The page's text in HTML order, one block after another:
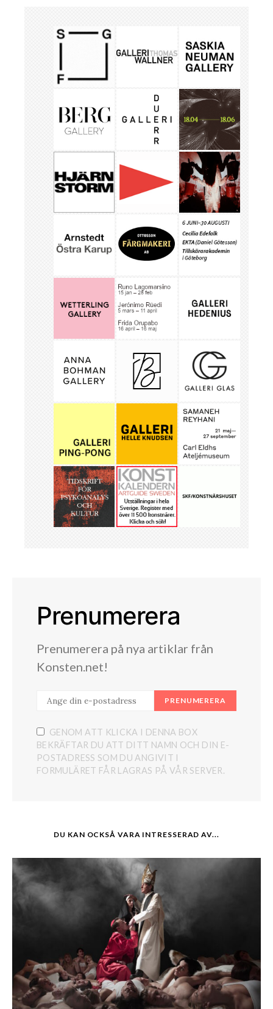
Prenumerera
Prenumerera på nya artiklar från
Konsten.net!
PRENUMERERA
GENOM ATT KLICKA I DENNA BOX
BEKRÄFTAR DU ATT DITT NAMN OCH DIN E-
POSTADRESS SOM DU ANGIVIT I
FORMULÄRET FÅR LAGRAS PÅ VÅR SERVER.
DU KAN OCKSÅ VARA INTRESSERAD AV...